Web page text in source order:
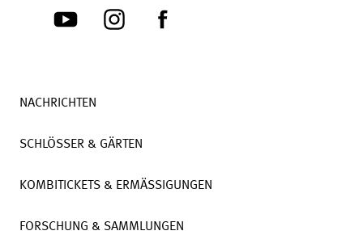
NACHRICHTEN
SCHLÖSSER & GÄRTEN
KOMBITICKETS & ERMÄSSIGUNGEN
FORSCHUNG & SAMMLUNGEN